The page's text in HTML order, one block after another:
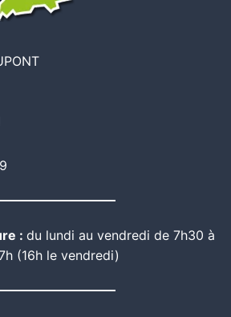
: du lundi au vendredi de 7h30 à
(16h le vendredi)